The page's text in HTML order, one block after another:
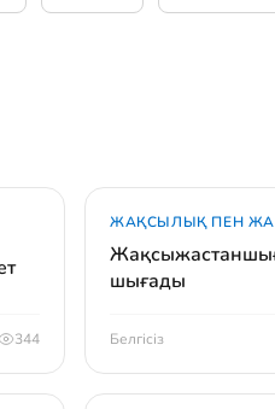
344
ЖАҚСЫЛЫҚ ПЕН
шығады
Белгісіз